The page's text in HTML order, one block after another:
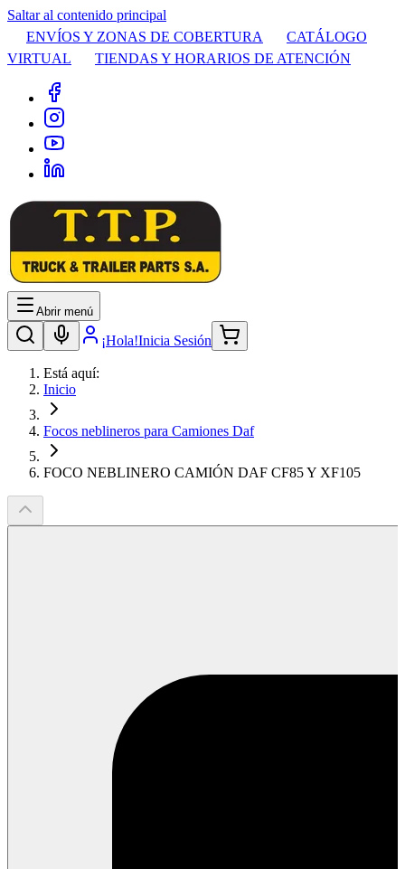
Saltar al contenido principal
ENVÍOS Y ZONAS DE COBERTURA
CATÁLOGO
VIRTUAL
TIENDAS Y HORARIOS DE ATENCIÓN
Abrir menú
¡Hola!Inicia Sesión
Está aquí:
Inicio
Focos neblineros para Camiones Daf
FOCO NEBLINERO CAMIÓN DAF CF85 Y XF105